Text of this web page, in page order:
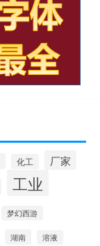
化工 厂家
工业
梦幻西游
湖南 溶液